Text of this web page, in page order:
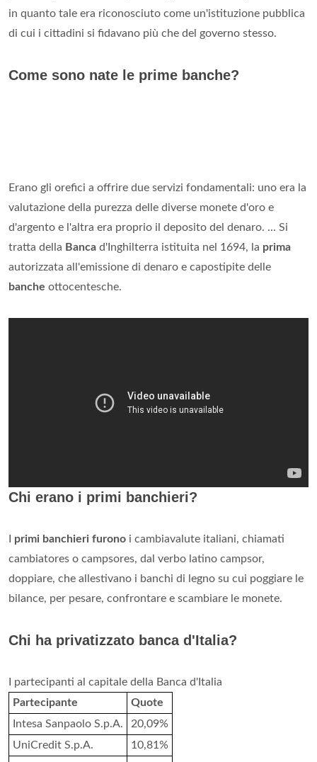
in quanto tale era riconosciuto come un'istituzione pubblica
di cui i cittadini si fidavano più che del governo stesso.
Come sono nate le prime banche?
Erano gli orefici a offrire due servizi fondamentali: uno era la
valutazione della purezza delle diverse monete d'oro e
d'argento e l'altra era proprio il deposito del denaro. ... Si
tratta della Banca d'Inghilterra istituita nel 1694, la prima
autorizzata all'emissione di denaro e capostipite delle
banche ottocentesche.
Chi erano i primi banchieri?
primi banchieri furono i cambiavalute italiani, chiamati
cambiatores o campsores, dal verbo latino campsor,
doppiare, che allestivano i banchi di legno su cui poggiare le
bilance, per pesare, confrontare e scambiare le monete.
Chi ha privatizzato banca d'Italia?
I partecipanti al capitale della Banca d'Italia
Partecipante
Quote
Intesa Sanpaolo S.p.A.
20,09%
UniCredit S.p.A.
10,81%